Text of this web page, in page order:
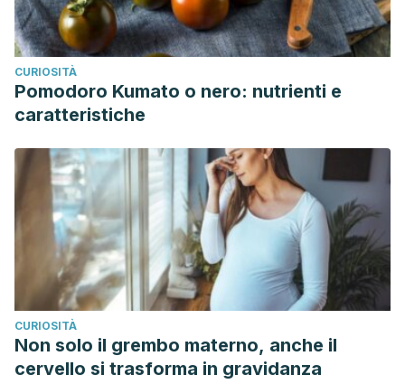
CURIOSITÀ
Pomodoro Kumato o nero: nutrienti e
caratteristiche
CURIOSITÀ
Non solo il grembo materno, anche il
cervello si trasforma in gravidanza